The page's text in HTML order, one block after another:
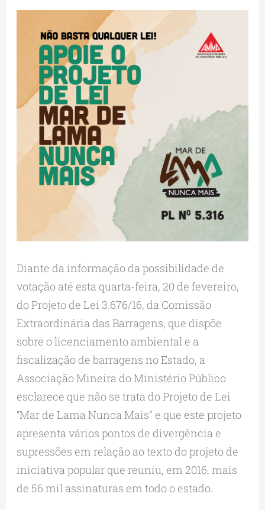
Diante da informação da possibilidade de
votação até esta quarta-feira, 20 de fevereiro,
do Projeto de Lei 3.676/16, da Comissão
Extraordinária das Barragens, que dispõe
sobre o licenciamento ambiental e a
fiscalização de barragens no Estado, a
Associação Mineira do Ministério Público
esclarece que não se trata do Projeto de Lei
“Mar de Lama Nunca Mais” e que este projeto
apresenta vários pontos de divergência e
supressões em relação ao texto do projeto de
iniciativa popular que reuniu, em 2016, mais
de 56 mil assinaturas em todo o estado.